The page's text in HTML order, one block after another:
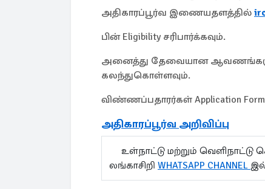
அதிகாரப்பூர்வ இணையதளத்தில்
பின் Eligibility சரிபார்க்கவும்.
அனைத்து தேவையான ஆவணங்களுடன்
கலந்துகொள்ளவும்.
விண்ணப்பதாரர்கள் Application
அதிகாரப்பூர்வ அறிவிப்பு
உள்நாட்டு மற்றும்
லங்காசிறி WHATSAPP CHANNEL